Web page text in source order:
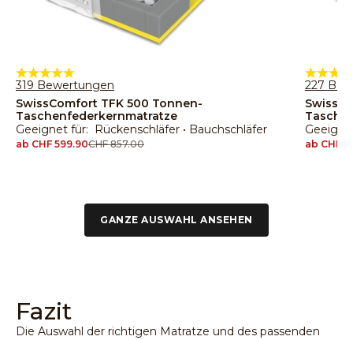
319 Bewertungen
SwissComfort TFK 500 Tonnen-
Taschenfederkernmatratze
Geeignet für: Rückenschläfer • Bauchschläfer
Angebot
ab CHF 599.90Regulärer Preis
CHF 857.00
227
Angebot
ab CHF
GANZE AUSWAHL ANSEHEN
Fazit
Die Auswahl der richtigen Matratze und des passenden